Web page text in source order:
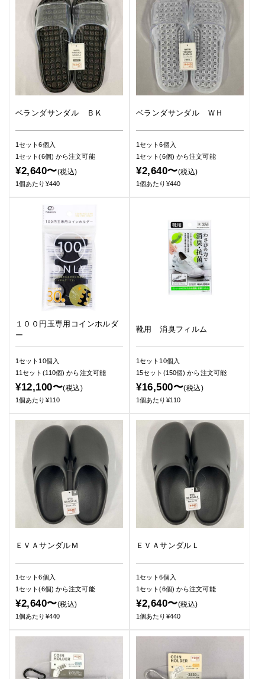
ベランダサンダル ＢＫ
1セット6個入
1セット(6個) から注文可能
¥2,640〜(税込)
1個あたり¥440
ベランダサンダル ＷＨ
1セット6個入
1セット(6個) から注文可能
¥2,640〜(税込)
1個あたり¥440
１００円玉専用コインホルダ
ー
1セット10個入
11セット(110個)から注文可能
¥12,100〜(税込)
1個あたり¥110
靴用 消臭フィルム
1セット10個入
15セット(150個)から注文可能
¥16,500〜(税込)
1個あたり¥110
ＥＶＡサンダルＭ
1セット6個入
1セット(6個) から注文可能
¥2,640〜(税込)
1個あたり¥440
ＥＶＡサンダルＬ
1セット6個入
1セット(6個) から注文可能
¥2,640〜(税込)
1個あたり¥440